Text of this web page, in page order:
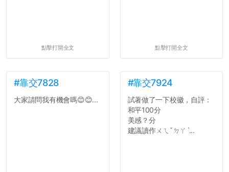
點擊打開全文 點擊打開全文
#靠交7828
大家請問我有機會嗎😊😊...
#靠交7924
試著做了一下校徽，自評：
和平100分
美感？分
建議讀作ㄨㄟˇㄉㄚˋ...